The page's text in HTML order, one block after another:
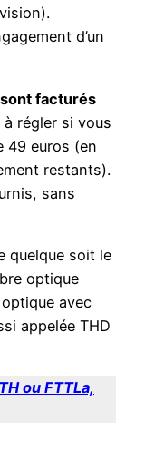
d’un
facturés
régler si vous
49 euros (en
restants).
sans
quelque soit le
optique
avec
appelée THD
ou FTTLa,